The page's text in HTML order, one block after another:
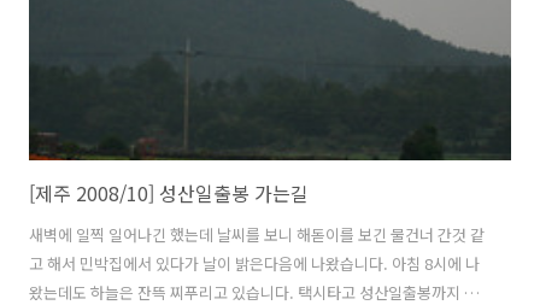
[제주 2008/10] 성산일출봉 가는길
새벽에 일찍 일어나긴 했는데 날씨를 보니 해돋이를 보긴 물건너 간것 같
고 해서 민박집에서 있다가 날이 밝은다음에 나왔습니다. 아침 8시에 나
왔는데도 하늘은 잔뜩 찌푸리고 있습니다. 택시타고 성산일출봉까지 가